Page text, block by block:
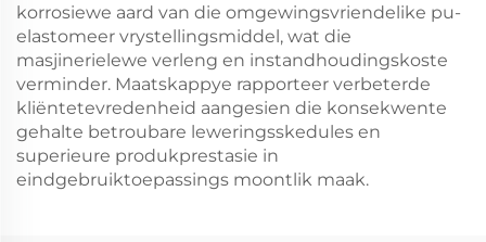
korrosiewe aard van die omgewingsvriendelike pu-
elastomeer vrystellingsmiddel, wat die
masjinerielewe verleng en instandhoudingskoste
verminder. Maatskappye rapporteer verbeterde
kliëntetevredenheid aangesien die konsekwente
gehalte betroubare leweringsskedules en
superieure produkprestasie in
eindgebruiktoepassings moontlik maak.